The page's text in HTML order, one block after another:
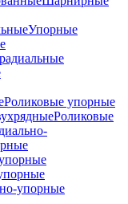
Упорные
Роликовые упорные
Роликовые
упорные